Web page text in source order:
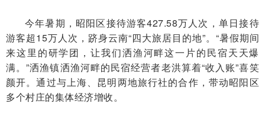
今年暑期，昭阳区接待游客427.58万人次，单日接待
游客超15万人次，跻身云南“四大旅居目的地”。“暑假期间
来这里的研学团，让我们洒渔河畔这一片的民宿天天爆
满。”洒渔镇洒渔河畔的民宿经营者老洪算着“收入账”喜笑
颜开。通过与上海、昆明两地旅行社的合作，带动昭阳区
多个村庄的集体经济增收。